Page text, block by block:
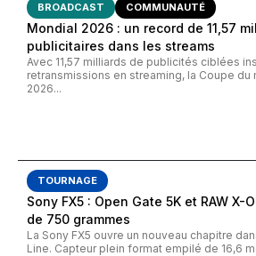
BROADCAST COMMUNAUTÉ
Mondial 2026 : un record de 11,57
publicitaires dans les streams
Avec 11,57 milliards de publicités ciblées
retransmissions en streaming, la Coupe du
2026...
TOURNAGE
Sony FX5 : Open Gate 5K et RAW X-
de 750 grammes
La Sony FX5 ouvre un nouveau chapitre
Line. Capteur plein format empilé de 16,6